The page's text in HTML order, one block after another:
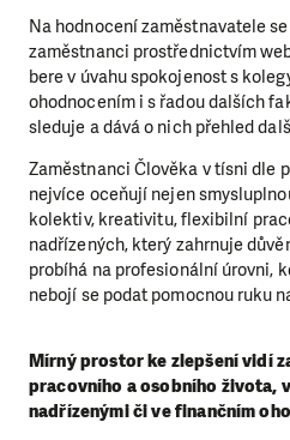
Na hodnocení zaměstnavatele
zaměstnanci prostřednictvím
bere v úvahu spokojenost s
ohodnocením i s řadou dalších
sleduje a dává o nich přehled
Zaměstnanci Člověka v tísni dle
nejvíce oceňují nejen
kolektiv, kreativitu, flexibilní
nadřízených, který zahrnuje
probíhá na profesionální úrovni,
nebojí se podat pomocnou ruku
Mírný prostor ke zlepšení vidí
pracovního a osobního života,
nadřízenými či ve finančním